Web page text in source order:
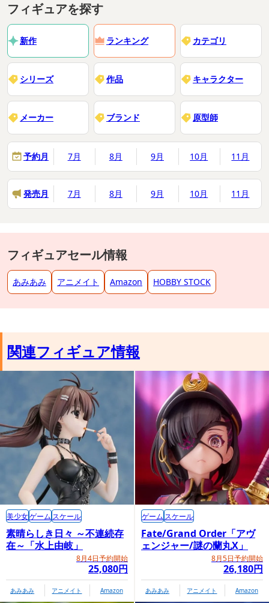
フィギュアを探す
新作 ランキング カテゴリ
シリーズ 作品 キャラクター
メーカー ブランド 原型師
予約月 7月 8月 9月 10月 11月
発売月 7月 8月 9月 10月 11月
フィギュアセール情報
あみあみ アニメイト Amazon HOBBY STOCK
関連フィギュア情報
素晴らしき日々 ～不連続存
在～「水上由岐」
8月4日予約開始
25,080円
美少女ゲーム スケール
あみあみ アニメイト Amazon
Fate/Grand Order「アヴ
ェンジャー/謎の蘭丸X」
8月5日予約開始
26,180円
ゲーム スケール
あみあみ アニメイト Amazon